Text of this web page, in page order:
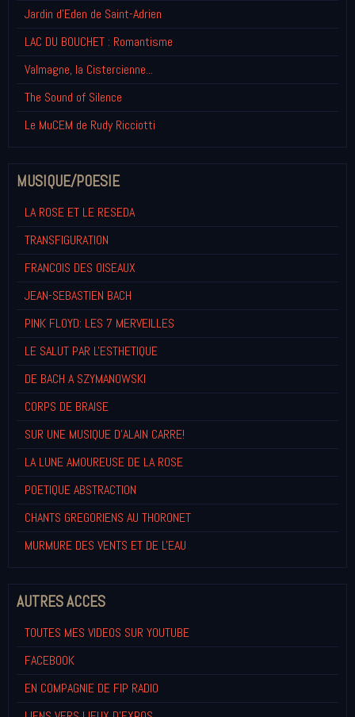
Jardin d'Eden de Saint-Adrien
LAC DU BOUCHET : Romantisme
Valmagne, la Cistercienne...
The Sound of Silence
Le MuCEM de Rudy Ricciotti
MUSIQUE/POESIE
LA ROSE ET LE RESEDA
TRANSFIGURATION
FRANCOIS DES OISEAUX
JEAN-SEBASTIEN BACH
PINK FLOYD: LES 7 MERVEILLES
LE SALUT PAR L'ESTHETIQUE
DE BACH A SZYMANOWSKI
CORPS DE BRAISE
SUR UNE MUSIQUE D'ALAIN CARRE!
LA LUNE AMOUREUSE DE LA ROSE
POETIQUE ABSTRACTION
CHANTS GREGORIENS AU THORONET
MURMURE DES VENTS ET DE L'EAU
AUTRES ACCES
TOUTES MES VIDEOS SUR YOUTUBE
FACEBOOK
EN COMPAGNIE DE FIP RADIO